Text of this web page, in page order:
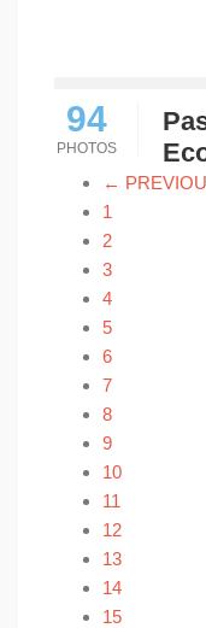
94
PHOTOS
←
1
2
3
4
5
6
7
8
9
10
11
12
13
14
15